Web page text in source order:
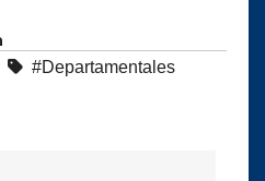
#Departamentales